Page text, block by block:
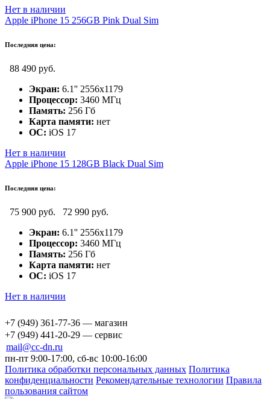
Нет в наличии
Apple iPhone 15 256GB Pink Dual Sim
Последняя цена:
88 490 руб.
Экран: 6.1'' 2556x1179
Процессор: 3460 МГц
Память: 256 Гб
Карта памяти: нет
ОС: iOS 17
Нет в наличии
Apple iPhone 15 128GB Black Dual Sim
Последняя цена:
75 900 руб.
72 990 руб.
Экран: 6.1'' 2556x1179
Процессор: 3460 МГц
Память: 256 Гб
Карта памяти: нет
ОС: iOS 17
Нет в наличии
+7 (949) 361-77-36 — магазин
+7 (949) 441-20-29 — сервис
mail@cc-dn.ru
пн-пт 9:00-17:00, сб-вс 10:00-16:00
Политика обработки персональных данных Политика
конфиденциальности Рекомендательные технологии Правила
пользования сайтом